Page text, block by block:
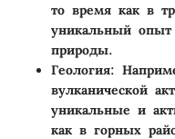
то время как в
уникальный опыт
природы.
Геология:
вулканической
уникальные и
как в горных